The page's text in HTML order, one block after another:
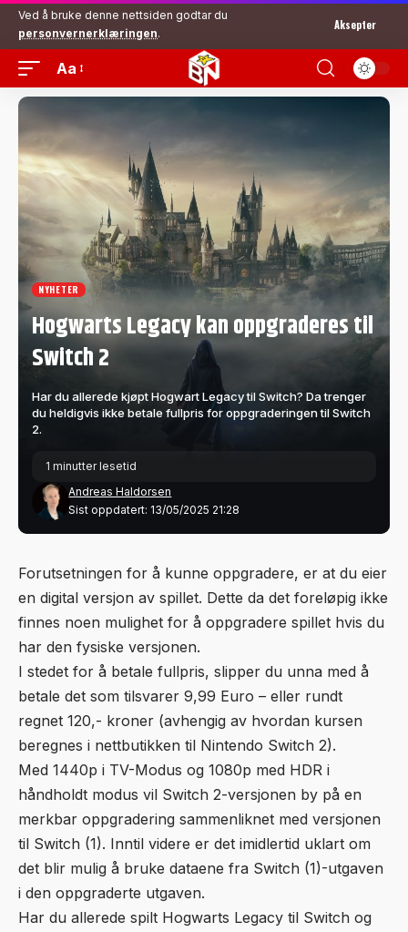
Ved å bruke denne nettsiden godtar du
personvernerklæringen.
Aksepter
Aa
NYHETER
Hogwarts Legacy kan oppgraderes til
Switch 2
Har du allerede kjøpt Hogwart Legacy til Switch? Da trenger
du heldigvis ikke betale fullpris for oppgraderingen til Switch
2.
Sist oppdatert: 13/05/2025 21:28
Andreas Haldorsen
1 minutter lesetid
Forutsetningen for å kunne oppgradere, er at du eier
en digital versjon av spillet. Dette da det foreløpig ikke
finnes noen mulighet for å oppgradere spillet hvis du
har den fysiske versjonen.
I stedet for å betale fullpris, slipper du unna med å
betale det som tilsvarer 9,99 Euro – eller rundt
regnet 120,- kroner (avhengig av hvordan kursen
beregnes i nettbutikken til Nintendo Switch 2).
Med 1440p i TV-Modus og 1080p med HDR i
håndholdt modus vil Switch 2-versjonen by på en
merkbar oppgradering sammenliknet med versjonen
til Switch (1). Inntil videre er det imidlertid uklart om
det blir mulig å bruke dataene fra Switch (1)-utgaven
i den oppgraderte utgaven.
Har du allerede spilt Hogwarts Legacy til Switch og